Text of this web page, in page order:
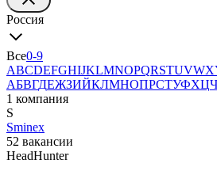
Россия
Все0-9
ABCDEFGHIJKLMNOPQRSTUVWX
АБВГДЕЖЗИЙКЛМНОПРСТУФХЦЧ
1 компания
S
Sminex
52 вакансии
HeadHunter